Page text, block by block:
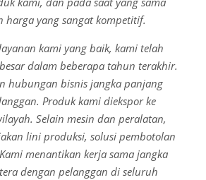
harga yang sangat kompetitif.
kami yang baik, kami telah
dalam beberapa tahun terakhir.
hubungan bisnis jangka panjang
Produk kami diekspor ke
Selain mesin dan peralatan,
lini produksi, solusi pembotolan
menantikan kerja sama jangka
dengan pelanggan di seluruh